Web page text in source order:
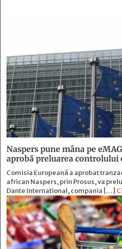
Naspers pune mâna pe
aprobă preluarea controlului
Comisia Europeană a aprobat
african Naspers, prin Prosus, va
Dante International, compania […]